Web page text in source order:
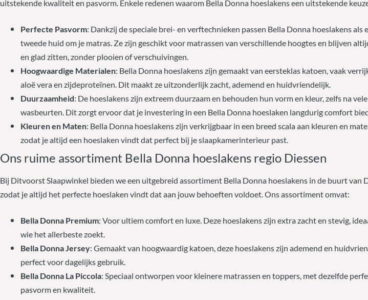
uitstekende kwaliteit en pasvorm. Enkele redenen waarom Bella Donna hoeslakens een uitstekende
Perfecte Pasvorm: Dankzij de speciale brei- en verftechnieken passen Bella Donna hoeslakens als
tweede huid om je matras. Ze zijn geschikt voor matrassen van verschillende hoogtes en blijven
en glad zitten, zonder plooien of verschuivingen.
Hoogwaardige Materialen: Bella Donna hoeslakens zijn gemaakt van eersteklas katoen, vaak
aloë vera en zijdeproteïnen. Dit maakt ze uitzonderlijk zacht, ademend en huidvriendelijk.
Duurzaamheid: De hoeslakens zijn extreem duurzaam en behouden hun vorm en kleur, zelfs na vele
wasbeurten. Dit zorgt ervoor dat je investering in een Bella Donna hoeslaken langdurig comfort
Kleuren en Maten: Bella Donna hoeslakens zijn verkrijgbaar in een breed scala aan kleuren en
zodat je altijd een hoeslaken vindt dat perfect bij je slaapkamerinterieur past.
Ons ruime assortiment Bella Donna hoeslakens regio Diessen
Bij Ditvoorst Slaapwinkel bieden we een uitgebreid assortiment Bella Donna hoeslakens in de buurt van
zodat je altijd het perfecte hoeslaken vindt dat aan jouw behoeften voldoet. Ons assortiment omvat:
Bella Donna Premium: Voor ultiem comfort en luxe. Deze hoeslakens zijn extra zacht en stevig,
wie het allerbeste zoekt.
Bella Donna Jersey: Gemaakt van hoogwaardig katoen, deze hoeslakens zijn ademend en
perfect voor dagelijks gebruik.
Bella Donna La Piccola: Speciaal ontworpen voor kleinere matrassen en toppers, met dezelfde
pasvorm en kwaliteit.